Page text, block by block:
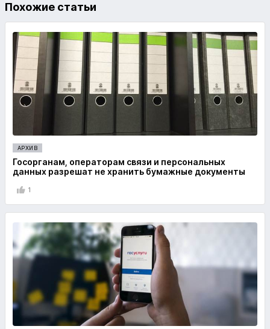
Похожие статьи
АРХИВ
Госорганам, операторам связи и персональных
данных разрешат не хранить бумажные документы
1